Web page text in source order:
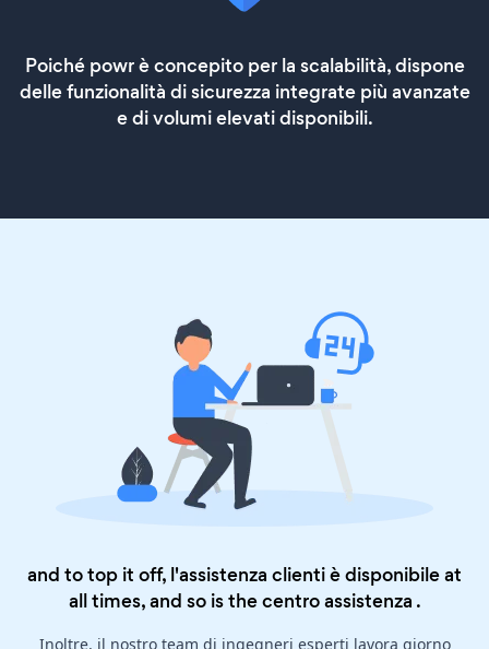
Poiché powr è concepito per la scalabilità, dispone
delle funzionalità di sicurezza integrate più avanzate
e di volumi elevati disponibili.
and to top it off, l'assistenza clienti è disponibile at
all times, and so is thecentro assistenza .
Inoltre, il nostro team di ingegneri esperti lavora giorno